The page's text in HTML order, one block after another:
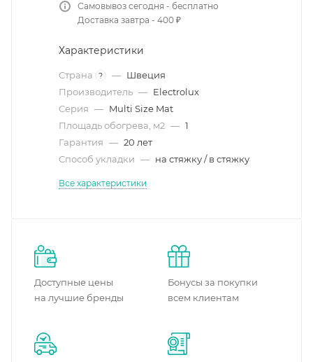
Самовывоз сегодня - бесплатно
Доставка завтра - 400 ₽
Характеристики
Страна ? — Швеция
Производитель — Electrolux
Серия — Multi Size Mat
Площадь обогрева, м2 — 1
Гарантия — 20 лет
Способ укладки — на стяжку / в стяжку
Все характеристики
Доступные цены
на лучшие бренды
Бонусы за покупки
всем клиентам